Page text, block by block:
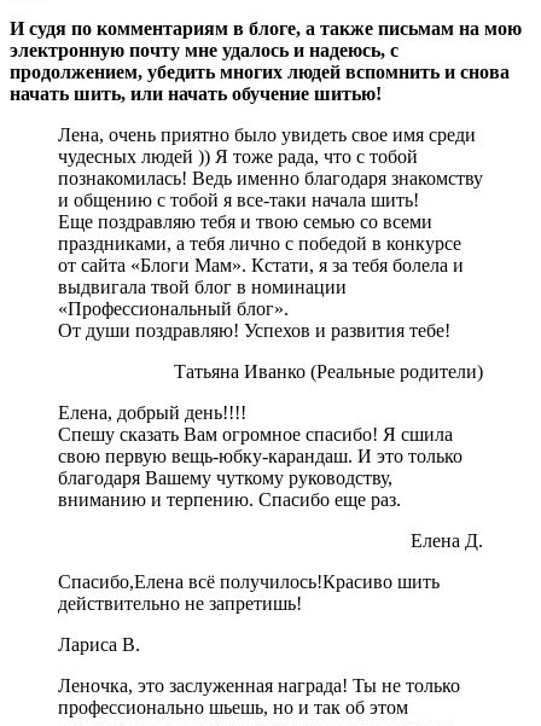
И судя по комментариям в блоге, а также письмам на мою
электронную почту мне удалось и надеюсь, с
продолжением, убедить многих людей вспомнить и снова
начать шить, или начать обучение шитью!
Лена, очень приятно было увидеть свое имя среди
чудесных людей )) Я тоже рада, что с тобой
познакомилась! Ведь именно благодаря знакомству
и общению с тобой я все-таки начала шить!
Еще поздравляю тебя и твою семью со всеми
праздниками, а тебя лично с победой в конкурсе
от сайта «Блоги Мам». Кстати, я за тебя болела и
выдвигала твой блог в номинации
«Профессиональный блог».
От души поздравляю! Успехов и развития тебе!
Татьяна Иванко (Реальные родители)
Елена, добрый день!!!!
Спешу сказать Вам огромное спасибо! Я сшила
свою первую вещь-юбку-карандаш. И это только
благодаря Вашему чуткому руководству,
вниманию и терпению. Спасибо еще раз.
Елена Д.
Спасибо,Елена всё получилось!Красиво шить
действительно не запретишь!
Лариса В.
Леночка, это заслуженная награда! Ты не только
профессионально шьешь, но и так об этом